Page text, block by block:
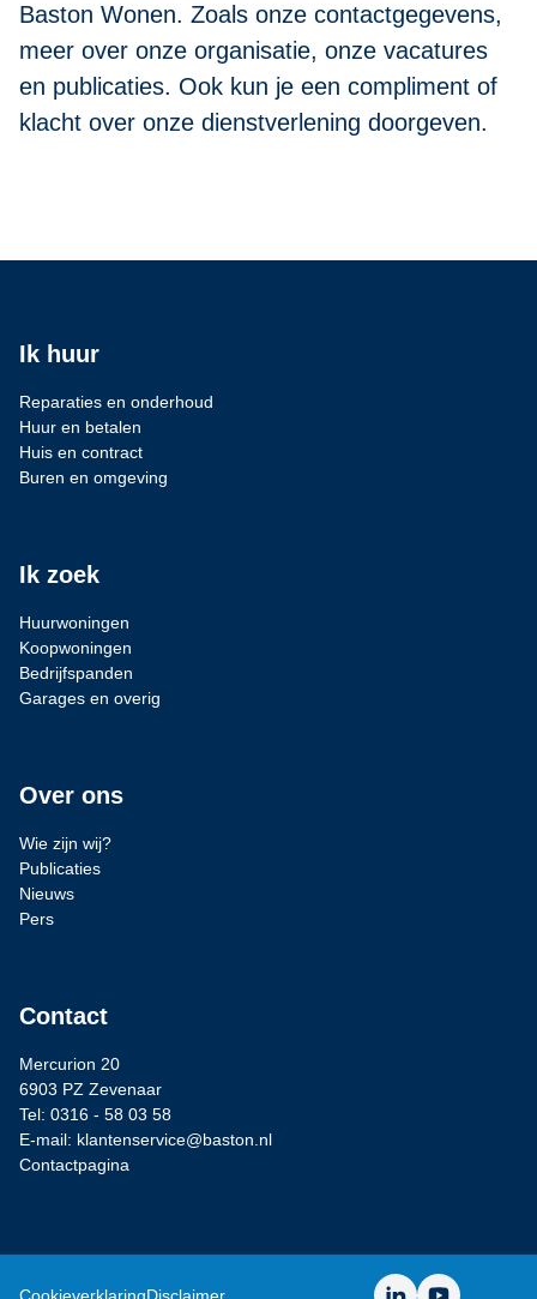
Baston Wonen. Zoals onze contactgegevens,
meer over onze organisatie, onze vacatures
en publicaties. Ook kun je een compliment of
klacht over onze dienstverlening doorgeven.
Ik huur
Reparaties en onderhoud
Huur en betalen
Huis en contract
Buren en omgeving
Ik zoek
Huurwoningen
Koopwoningen
Bedrijfspanden
Garages en overig
Over ons
Wie zijn wij?
Publicaties
Nieuws
Pers
Contact
Mercurion 20
6903 PZ Zevenaar
Tel: 0316 - 58 03 58
E-mail: klantenservice@baston.nl
Contactpagina
LinkedInYouTube